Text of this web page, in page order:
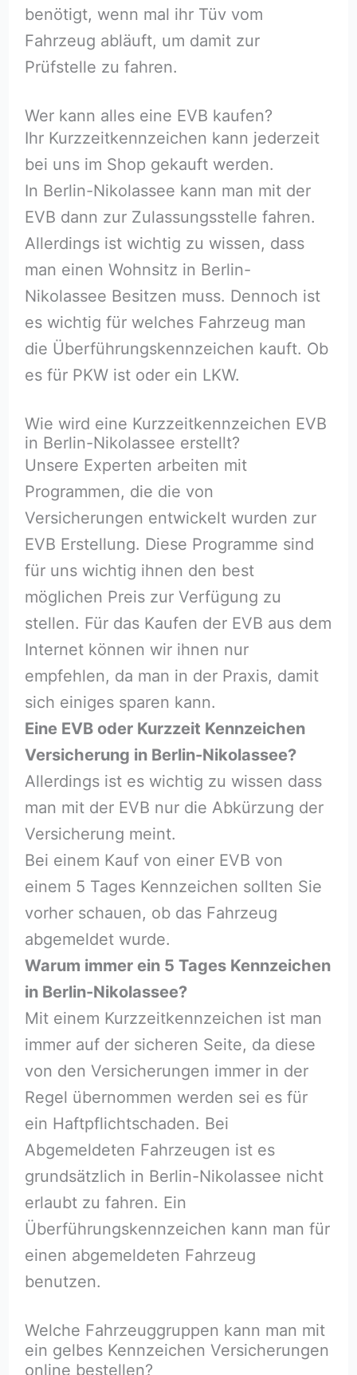
benötigt, wenn mal ihr Tüv vom
Fahrzeug abläuft, um damit zur
Prüfstelle zu fahren.
Wer kann alles eine EVB kaufen?
Ihr Kurzzeitkennzeichen kann jederzeit
bei uns im Shop gekauft werden.
In Berlin-Nikolassee kann man mit der
EVB dann zur Zulassungsstelle fahren.
Allerdings ist wichtig zu wissen, dass
man einen Wohnsitz in Berlin-
Nikolassee Besitzen muss. Dennoch ist
es wichtig für welches Fahrzeug man
die Überführungskennzeichen kauft. Ob
es für PKW ist oder ein LKW.
Wie wird eine Kurzzeitkennzeichen EVB
in Berlin-Nikolassee erstellt?
Unsere Experten arbeiten mit
Programmen, die die von
Versicherungen entwickelt wurden zur
EVB Erstellung. Diese Programme sind
für uns wichtig ihnen den best
möglichen Preis zur Verfügung zu
stellen. Für das Kaufen der EVB aus dem
Internet können wir ihnen nur
empfehlen, da man in der Praxis, damit
sich einiges sparen kann.
Eine EVB oder Kurzzeit Kennzeichen
Versicherung in Berlin-Nikolassee?
Allerdings ist es wichtig zu wissen dass
man mit der EVB nur die Abkürzung der
Versicherung meint.
Bei einem Kauf von einer EVB von
einem 5 Tages Kennzeichen sollten Sie
vorher schauen, ob das Fahrzeug
abgemeldet wurde.
Warum immer ein 5 Tages Kennzeichen
in Berlin-Nikolassee?
Mit einem Kurzzeitkennzeichen ist man
immer auf der sicheren Seite, da diese
von den Versicherungen immer in der
Regel übernommen werden sei es für
ein Haftpflichtschaden. Bei
Abgemeldeten Fahrzeugen ist es
grundsätzlich in Berlin-Nikolassee nicht
erlaubt zu fahren. Ein
Überführungskennzeichen kann man für
einen abgemeldeten Fahrzeug
benutzen.
Welche Fahrzeuggruppen kann man mit
ein gelbes Kennzeichen Versicherungen
online bestellen?